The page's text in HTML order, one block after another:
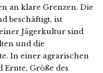
an klare Grenzen. Die
beschäftigt, ist
Jägerkultur sind
und die
In einer agrarischen
Ernte, Größe des